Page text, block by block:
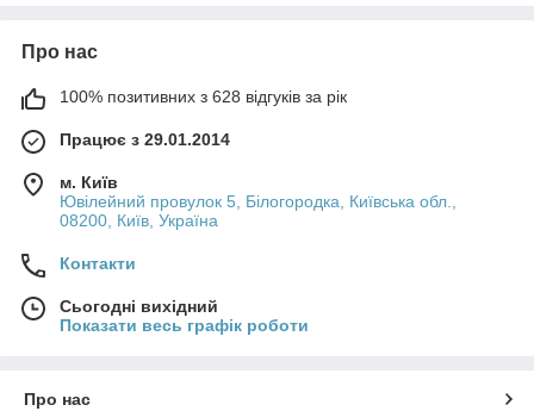
ЧОХЛИ ДЛЯ HMD Aura: СТИЛЬ І ЗАХИСТ ДЛЯ ВАШОГО
Широкий вибір чохлів для HMD Aura: від мінімалізму до
Про нас
100% позитивних з 628 відгуків за рік
Працює з 29.01.2014
м. Київ
Ювілейний провулок 5, Білогородка, Київська обл.,
08200, Київ, Україна
Контакти
Сьогодні вихідний
Показати весь графік роботи
Про нас